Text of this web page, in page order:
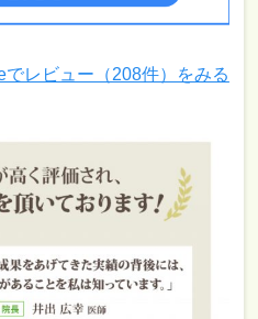
レビュー（208件）をみる